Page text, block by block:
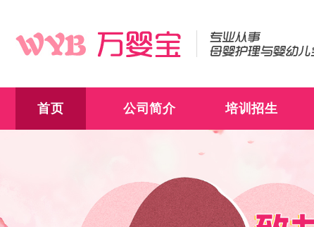
首页 公司简介 培训招生